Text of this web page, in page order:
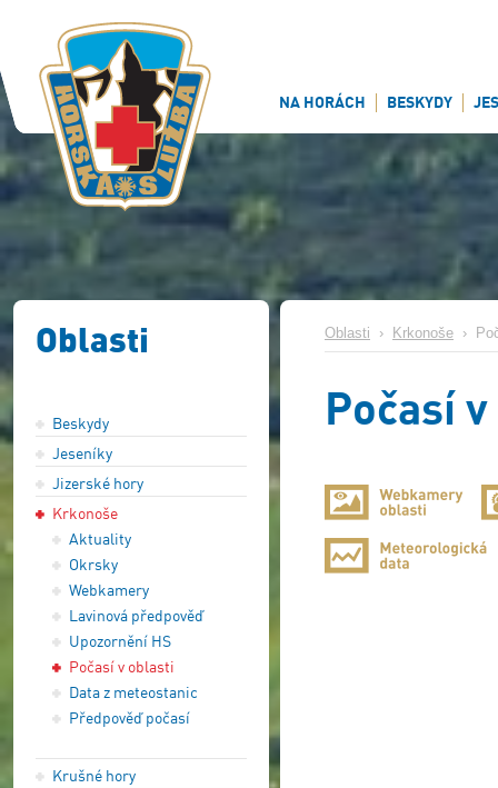
NA HORÁCH BESKYDY
Oblasti
Beskydy
Jeseníky
Jizerské hory
Krkonoše
Aktuality
Okrsky
Webkamery
Lavinová předpověď
Upozornění HS
Počasí v oblasti
Data z meteostanic
Předpověď počasí
Krušné hory
Oblasti › Krkonoše ›
Počasí